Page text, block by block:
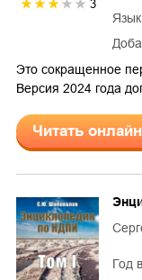
3
Это сокращенное
Версия 2024 года
Читать онлайн
Год